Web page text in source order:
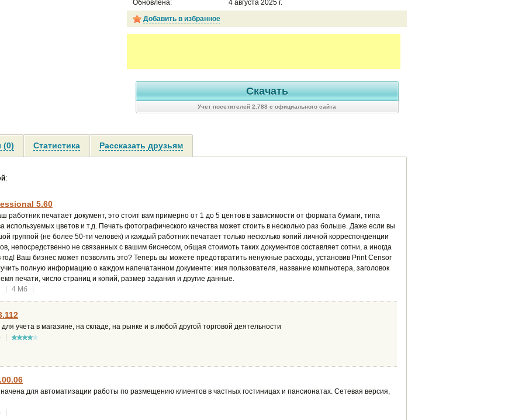
Обновлена:
4 августа 2025 г.
Добавить в избранное
Скачать
Учет посетителей 2.788 с официального сайта
(0) Статистика Рассказать друзьям
:
5.60
работник печатает документ, это стоит вам примерно от 1 до 5 центов в зависимости от формата бумаги, типа
используемых цветов и т.д. Печать фотографического качества может стоить в несколько раз больше. Даже если вы
группой (не более 50-ти человек) и каждый работник печатает только несколько копий личной корреспонденции
непосредственно не связанных с вашим биснесом, общая стоимоть таких документов составляет сотни, а иногда
Ваш бизнес может позволить это? Теперь вы можете предотвратить ненужные расходы, установив Print Censor
полную информацию о каждом напечатанном документе: имя пользователя, название компьютера, заголовок
печати, число страниц и копий, размер задания и другие данные.
| 4 Мб |
учета в магазине, на складе, на рынке и в любой другой торговой деятельности
|
для автоматизации работы по размещению клиентов в частных гостиницах и пансионатах. Сетевая версия,
|